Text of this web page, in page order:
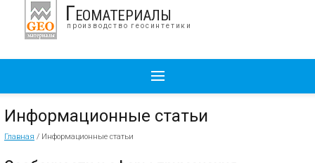
Геоматериалы
производство геосинтетики
Информационные статьи
Главная / Информационные статьи